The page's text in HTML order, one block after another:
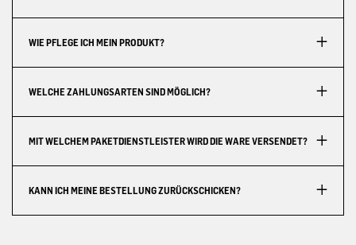
WIE PFLEGE ICH MEIN PRODUKT?
WELCHE ZAHLUNGSARTEN SIND MÖGLICH?
MIT WELCHEM PAKETDIENSTLEISTER WIRD DIE WARE VERSENDET?
KANN ICH MEINE BESTELLUNG ZURÜCKSCHICKEN?